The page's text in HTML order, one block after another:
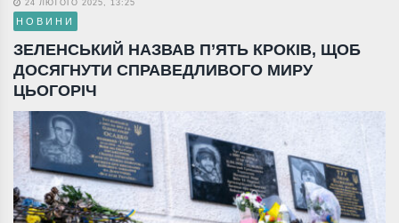
24 ЛЮТОГО 2025, 13:25
НОВИНИ
ЗЕЛЕНСЬКИЙ НАЗВАВ П’ЯТЬ КРОКІВ, ЩОБ
ДОСЯГНУТИ СПРАВЕДЛИВОГО МИРУ
ЦЬОГОРІЧ